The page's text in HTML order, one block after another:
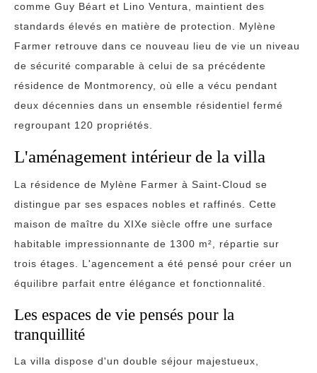
comme Guy Béart et Lino Ventura, maintient des
standards élevés en matière de protection. Mylène
Farmer retrouve dans ce nouveau lieu de vie un niveau
de sécurité comparable à celui de sa précédente
résidence de Montmorency, où elle a vécu pendant
deux décennies dans un ensemble résidentiel fermé
regroupant 120 propriétés.
L'aménagement intérieur de la villa
La résidence de Mylène Farmer à Saint-Cloud se
distingue par ses espaces nobles et raffinés. Cette
maison de maître du XIXe siècle offre une surface
habitable impressionnante de 1300 m², répartie sur
trois étages. L'agencement a été pensé pour créer un
équilibre parfait entre élégance et fonctionnalité.
Les espaces de vie pensés pour la
tranquillité
La villa dispose d'un double séjour majestueux,